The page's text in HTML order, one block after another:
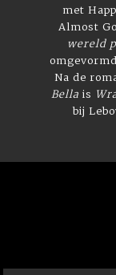
met
Almost
wereld
Na de
Bella is
bij